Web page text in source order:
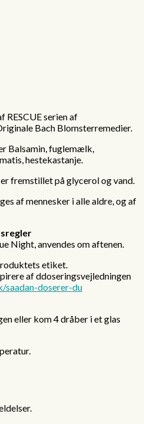
RESCUE serien af
Bach Blomsterremedier.
Balsamin, fuglemælk,
hestekastanje.
fremstillet på glycerol og vand.
af mennesker i alle aldre, og af
Night, anvendes om aftenen.
etiket.
af ddoseringsvejledningen
saadan-doserer-du
eller kom 4 dråber i et glas